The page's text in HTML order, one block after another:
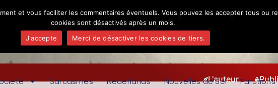
L'auteur
Sarcasmes Nederlands Nouvelles de Sel Parutions
et vous faciliter les commentaires éventuels. Vous pouvez les accepter tous ou
cookies sont désactivés après un mois.
J'accepte
Merci de désactiver les cookies de tiers.